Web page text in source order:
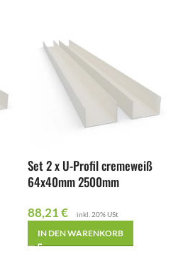
Set 2 x U-Profil cremeweiß
64x40mm 2500mm
88,21€ inkl. 20% USt
IN DEN WARENKORB